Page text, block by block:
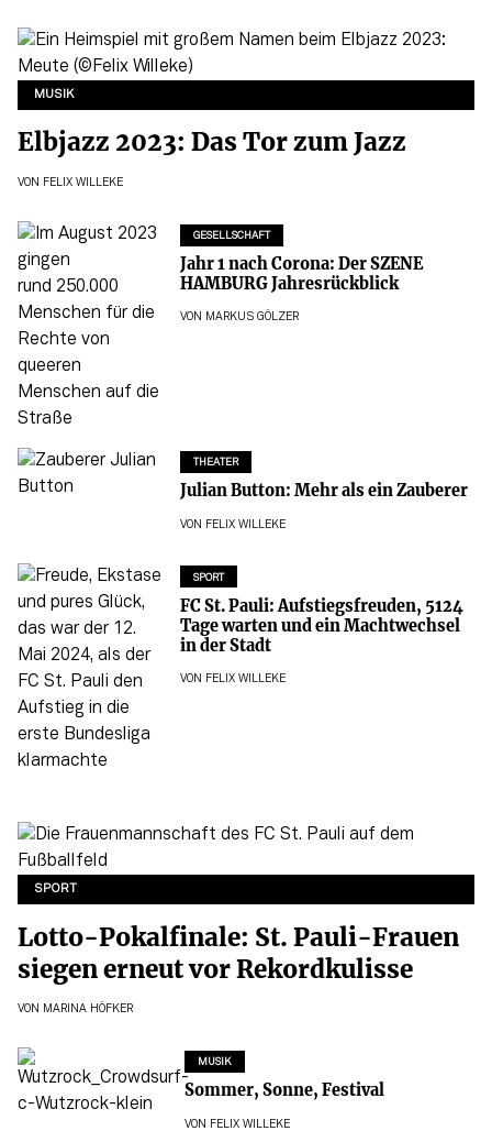
MUSIK
Elbjazz 2023: Das Tor zum Jazz
VON FELIX WILLEKE
GESELLSCHAFT
Jahr 1 nach Corona: Der SZENE
HAMBURG Jahresrückblick
VON MARKUS GÖLZER
THEATER
Julian Button: Mehr als ein Zauberer
VON FELIX WILLEKE
SPORT
FC St. Pauli: Aufstiegsfreuden, 5124
Tage warten und ein Machtwechsel
in der Stadt
VON FELIX WILLEKE
SPORT
Lotto-Pokalfinale: St. Pauli-Frauen
siegen erneut vor Rekordkulisse
VON MARINA HÖFKER
MUSIK
Sommer, Sonne, Festival
VON FELIX WILLEKE